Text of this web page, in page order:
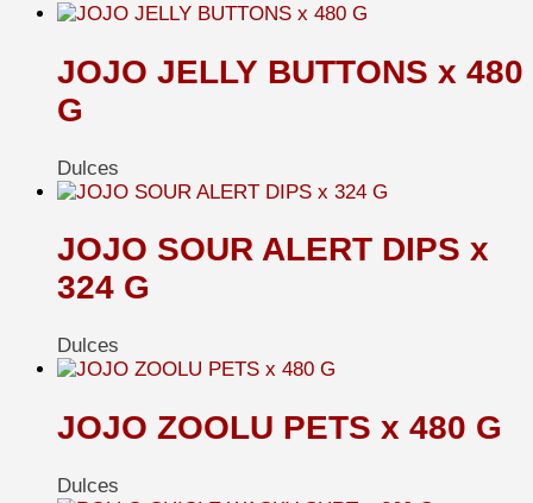
JOJO JELLY BUTTONS x 480
G
Dulces
JOJO SOUR ALERT DIPS x
324 G
Dulces
JOJO ZOOLU PETS x 480 G
Dulces